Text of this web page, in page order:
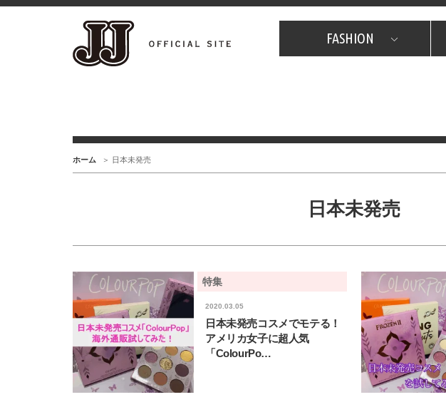
FASHION
ホーム 日本未発売
日本未発売
特集
2020.03.05
日本未発売コスメでモテる！
アメリカ女子に超人気
「ColourPo…